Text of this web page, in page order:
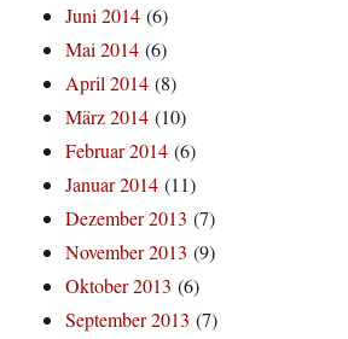
Juni 2014 (6)
Mai 2014 (6)
April 2014 (8)
März 2014 (10)
Februar 2014 (6)
Januar 2014 (11)
Dezember 2013 (7)
November 2013 (9)
Oktober 2013 (6)
September 2013 (7)